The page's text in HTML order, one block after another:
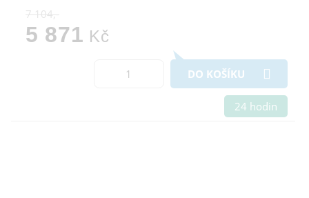
7 104,-
5 871 Kč
DO KOŠÍKU
24 hodin